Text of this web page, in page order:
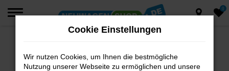
Zum
0
Fehler: Network Error
Cookie Einstellungen
Wir nutzen Cookies, um Ihnen die bestmögliche
Nutzung unserer Webseite zu ermöglichen und unsere